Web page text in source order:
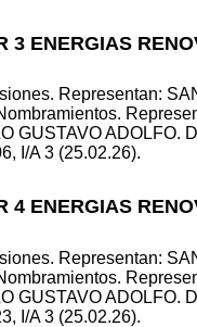
3 ENERGIAS
Representan:
GUSTAVO ADOLFO.
I/A 3 (25.02.26).
4 ENERGIAS
Representan:
GUSTAVO ADOLFO.
I/A 3 (25.02.26).